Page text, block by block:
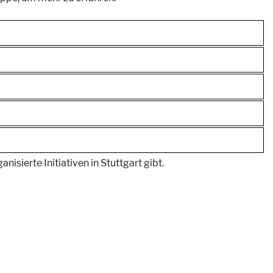
Initiativen in Stuttgart gibt.